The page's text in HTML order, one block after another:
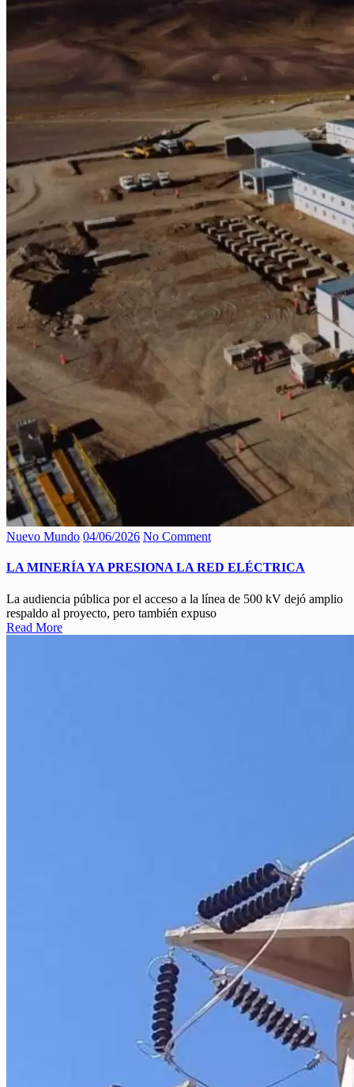
Nuevo Mundo 04/06/2026 No Comment
LA MINERÍA YA PRESIONA LA RED ELÉCTRICA
La audiencia pública por el acceso a la línea de 500 kV dejó amplio
respaldo al proyecto, pero también expuso
Read More